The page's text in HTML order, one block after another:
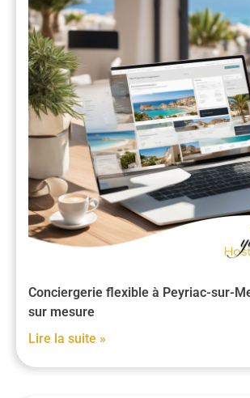
Conciergerie flexible à Peyriac-sur-
sur mesure
Lire la suite »